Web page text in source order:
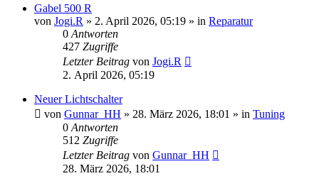
Gabel 500 R
von Jogi.R » 2. April 2026, 05:19 » in Reparatur
0 Antworten
427 Zugriffe
Letzter Beitrag von Jogi.R
2. April 2026, 05:19
Neuer Lichtschalter
von Gunnar_HH » 28. März 2026, 18:01 » in Tuning
0 Antworten
512 Zugriffe
Letzter Beitrag von Gunnar_HH
28. März 2026, 18:01